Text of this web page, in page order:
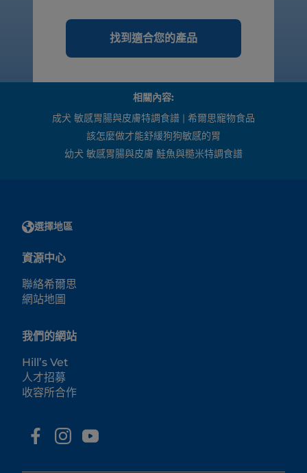
找到適合您的產品
相關內容:
成犬 敏感胃腸與皮膚特調食譜 | 希爾思寵物食品
該怎麼做才能舒緩狗狗敏感的胃
幼犬 敏感胃腸與皮膚 鮭魚與糙米特調食譜
選擇地區
資源中心
聯絡希爾思
網站地圖
我們的網站
Hill’s Vet
人才招募
收容所合作